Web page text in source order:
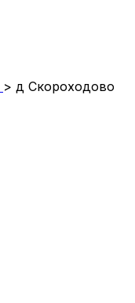
> д Скороходово